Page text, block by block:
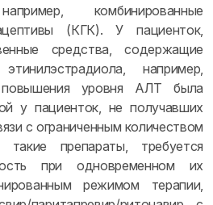
комбинированные
(КГК). У пациенток,
средства, содержащие
например,
повышения уровня АЛТ была
у пациенток, не получавших
с ограниченным количеством
препараты, требуется
при одновременном их
режимом терапии,